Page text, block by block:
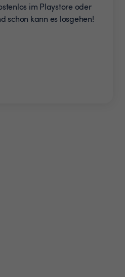
im Playstore oder
schon kann es losgehen!